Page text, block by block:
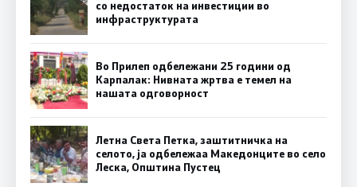
со недостаток на инвестиции во
инфраструктурата
Во Прилеп одбележани 25 години од
Карпалак: Нивната жртва е темел на
нашата одговорност
Летна Света Петка, заштитничка на
селото, ја одбележаа Македонците во село
Леска, Општина Пустец